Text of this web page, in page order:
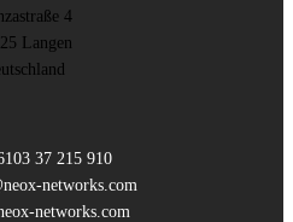
4
Langen
37 215 910
networks.com
networks.com